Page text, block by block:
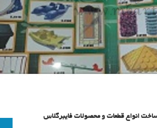
انواع قطعات و محصولات فایبرگلاس